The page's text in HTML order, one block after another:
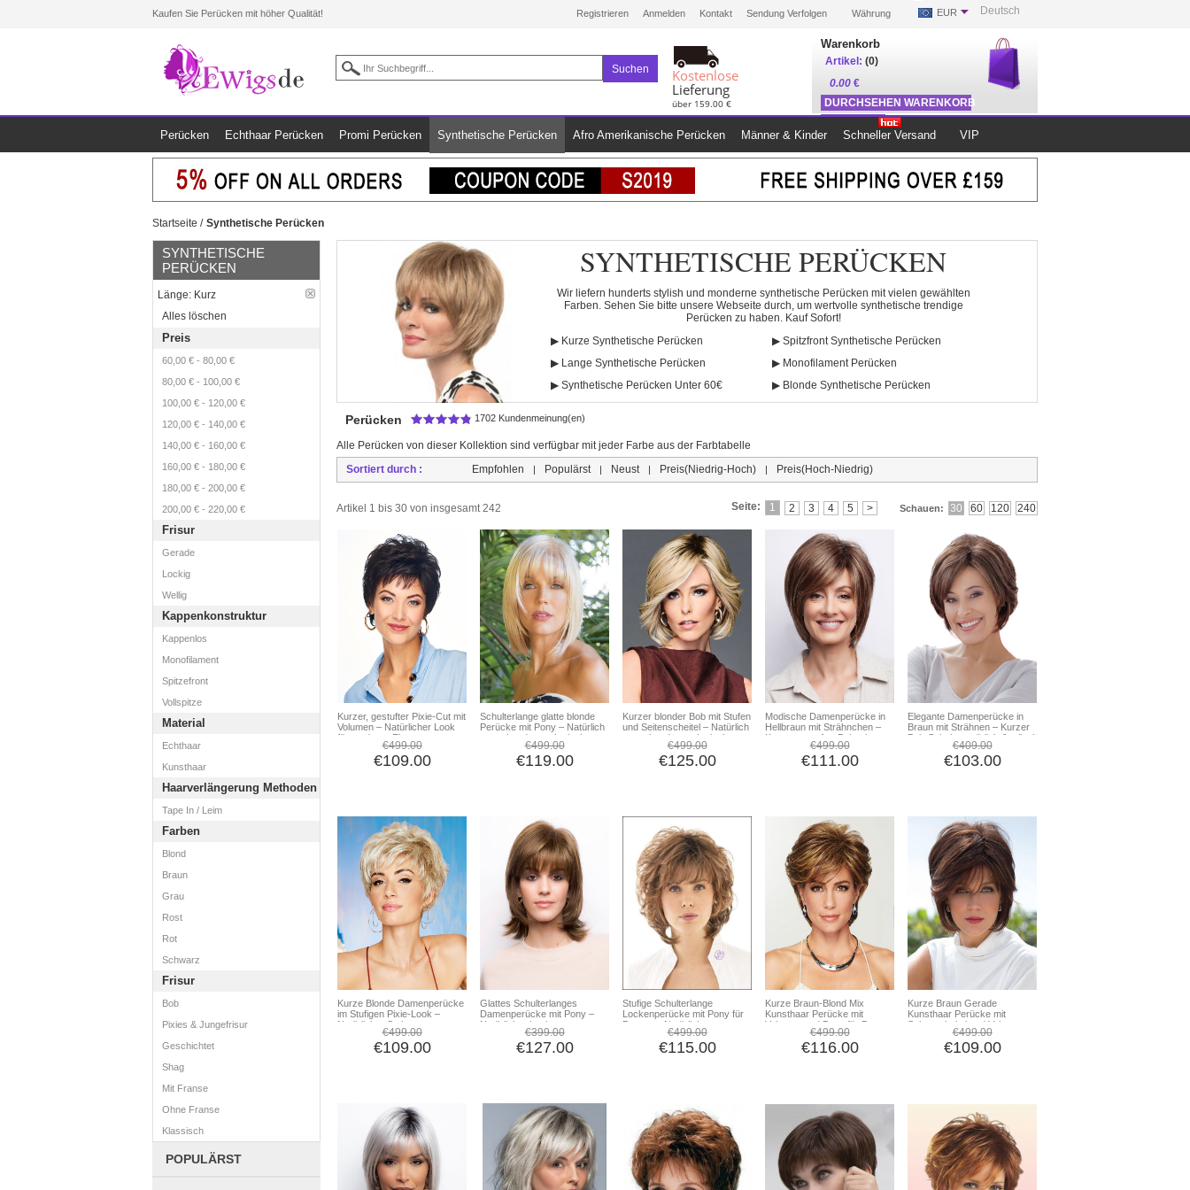
Kaufen Sie Perücken mit höher Qualität! Deutsch
Währung EUR
Registrieren Anmelden Kontakt Sendung Verfolgen
Suchen
Kostenlose
Lieferung
über 159.00 €
Warenkorb
Artikel: (0)
0.00 €
DURCHSEHEN WARENKORB
ZUR KASSE
Perücken Echthaar Perücken Promi Perücken Synthetische Perücken Afro Amerikanische Perücken Männer & Kinder Schneller Versand VIP
Startseite / Synthetische Perücken
SYNTHETISCHE
PERÜCKEN
Länge: Kurz
Alles löschen
Preis
60,00 € - 80,00 €
80,00 € - 100,00 €
100,00 € - 120,00 €
120,00 € - 140,00 €
140,00 € - 160,00 €
160,00 € - 180,00 €
180,00 € - 200,00 €
200,00 € - 220,00 €
Frisur
Gerade
Lockig
Wellig
Kappenkonstruktur
Kappenlos
Monofilament
Spitzefront
Vollspitze
Material
Echthaar
Kunsthaar
Haarverlängerung Methoden
Tape In / Leim
Farben
Blond
Braun
Grau
Rost
Rot
Schwarz
Frisur
Bob
Pixies & Jungefrisur
Geschichtet
Shag
Mit Franse
Ohne Franse
Klassisch
POPULÄRST
SYNTHETISCHE PERÜCKEN
Wir liefern hunderts stylish und monderne synthetische Perücken mit vielen gewählten
Farben. Sehen Sie bitte unsere Webseite durch, um wertvolle synthetische trendige
Perücken zu haben. Kauf Sofort!
▶ Kurze Synthetische Perücken
▶ Lange Synthetische Perücken
▶ Synthetische Perücken Unter 60€
▶ Spitzfront Synthetische Perücken
▶ Monofilament Perücken
▶ Blonde Synthetische Perücken
Perücken 1702 Kundenmeinung(en)
Alle Perücken von dieser Kollektion sind verfügbar mit jeder Farbe aus der Farbtabelle
Sortiert durch :
Empfohlen | Populärst | Neust | Preis(Niedrig-Hoch) | Preis(Hoch-Niedrig)
Artikel 1 bis 30 von insgesamt 242 Seite: 1 2 3 4 5 > Schauen: 30 60 120 240
Kurzer, gestufter Pixie-Cut mit
Volumen – Natürlicher Look
für moderne Eleganz
€499.00
€109.00
Schulterlange glatte blonde
Perücke mit Pony – Natürlich
aussehende synthetische
Damenperücke€499.00
€119.00
Kurzer blonder Bob mit Stufen
und Seitenscheitel – Natürlich
aussehende synthetische
Perücke für Damen
€499.00
€125.00
Modische Damenperücke in
Hellbraun mit Strähnchen –
Kurzer gestufter Bob mit
Seitenscheitel€499.00
€111.00
Elegante Damenperücke in
Braun mit Strähnen – Kurzer
Bob-Schnitt, natürlich & stilvol
€409.00
€103.00
Kurze Blonde Damenperücke
im Stufigen Pixie-Look –
Natürlicher Style,
Synthetisches Haar
€499.00
€109.00
Glattes Schulterlanges
Damenperücke mit Pony –
Natürlicher Look,
Synthetisches Haar
€399.00
€127.00
Stufige Schulterlange
Lockenperücke mit Pony für
Damen – Natürliches
Aussehen, Synthetisches
€499.00
€115.00
Kurze Braun-Blond Mix
Kunsthaar Perücke mit
Volumen und Pony für Damen
€499.00
€116.00
Kurze Braun Gerade
Kunsthaar Perücke mit
Seitenscheitel und Volumen
für Damen€499.00
€109.00